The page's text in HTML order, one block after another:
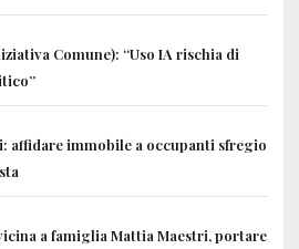
Comune): “Uso IA rischia di
affidare immobile a occupanti sfregio
a famiglia Mattia Maestri, portare